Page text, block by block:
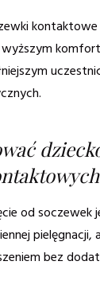
od
pielęgnacji,
bez